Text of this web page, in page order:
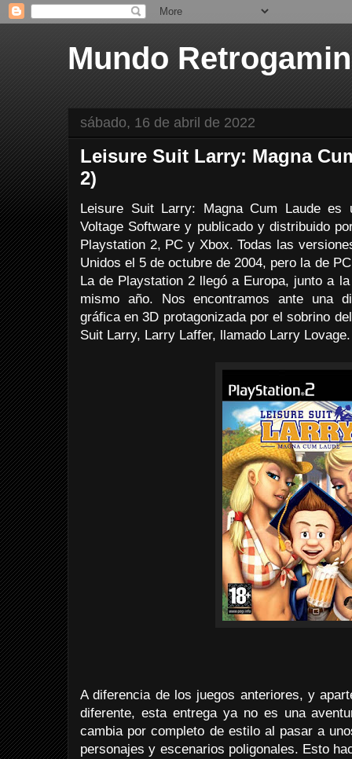
Mundo
sábado, 16 de abril de 2022
Leisure Suit Larry: Magna
2)
Leisure Suit Larry: Magna Cum Laude es
Voltage Software y publicado y distribuido
Playstation 2, PC y Xbox. Todas las
Unidos el 5 de octubre de 2004, pero la de
La de Playstation 2 llegó a Europa, junto a
mismo año. Nos encontramos ante una
gráfica en 3D protagonizada por el sobrino
Suit Larry, Larry Laffer, llamado Larry Lovage.
A diferencia de los juegos anteriores, y
diferente, esta entrega ya no es una
cambia por completo de estilo al pasar a
personajes y escenarios poligonales. Esto